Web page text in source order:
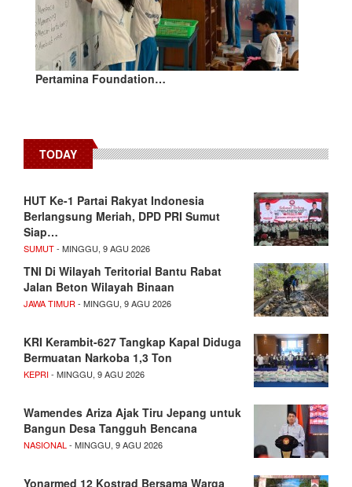
Pertamina Foundation…
TODAY
HUT Ke-1 Partai Rakyat Indonesia
Berlangsung Meriah, DPD PRI Sumut
Siap…
SUMUT- MINGGU, 9 AGU 2026
TNI Di Wilayah Teritorial Bantu Rabat
Jalan Beton Wilayah Binaan
JAWA TIMUR- MINGGU, 9 AGU 2026
KRI Kerambit-627 Tangkap Kapal Diduga
Bermuatan Narkoba 1,3 Ton
KEPRI- MINGGU, 9 AGU 2026
Wamendes Ariza Ajak Tiru Jepang untuk
Bangun Desa Tangguh Bencana
NASIONAL- MINGGU, 9 AGU 2026
Yonarmed 12 Kostrad Bersama Warga